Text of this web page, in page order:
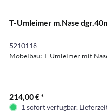
T-Umleimer m.Nase
5210118
Möbelbau: T-Umleimer mit
214,00 € *
1 sofort verfügbar.